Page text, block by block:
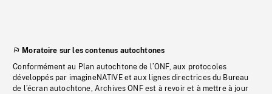
Moratoire sur les contenus autochtones
Conformément au Plan autochtone de l’ONF, aux protocoles
développés par imagineNATIVE et aux lignes directrices du Bureau
de l’écran autochtone, Archives ONF est à revoir et à mettre à jour